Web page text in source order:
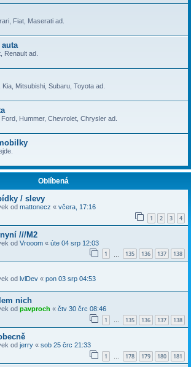
Fiat, Maserati ad.
auta
Renault ad.
Mitsubishi, Subaru, Toyota ad.
Hummer, Chevrolet, Chrysler ad.
Oblíbená
/ slevy
od mattonecz « včera, 17:16
1 2 3 4
///M2
od Vrooom « úte 04 srp 12:03
1 135 136 137 138
od lvlDev « pon 03 srp 04:53
nich
od pavproch « čtv 30 črc 08:46
1 … 135 136 137 138
od jerry « sob 25 črc 21:33
1 … 178 179 180 181